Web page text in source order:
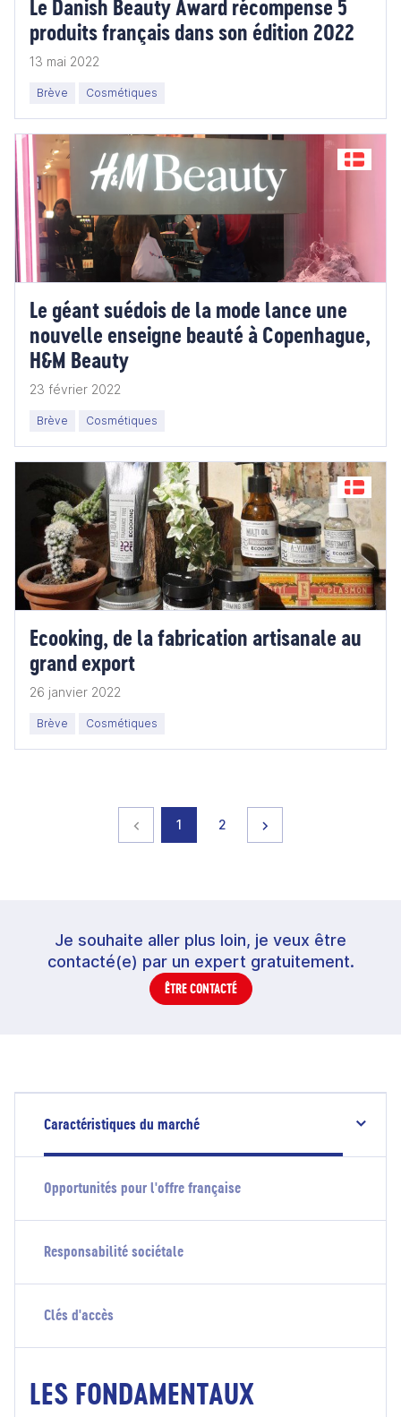
Le Danish Beauty Award récompense 5
produits français dans son édition 2022
13 mai 2022
Brève Cosmétiques
Le géant suédois de la mode lance une
nouvelle enseigne beauté à Copenhague,
H&M Beauty
23 février 2022
Brève Cosmétiques
Ecooking, de la fabrication artisanale au
grand export
26 janvier 2022
Brève Cosmétiques
Page précédente
page
1 page
2
Je souhaite aller plus loin, je veux être
contacté(e) par un expert gratuitement.
ÊTRE CONTACTÉ
Caractéristiques du marché
Opportunités pour l'offre française
Responsabilité sociétale
Clés d'accès
LES FONDAMENTAUX